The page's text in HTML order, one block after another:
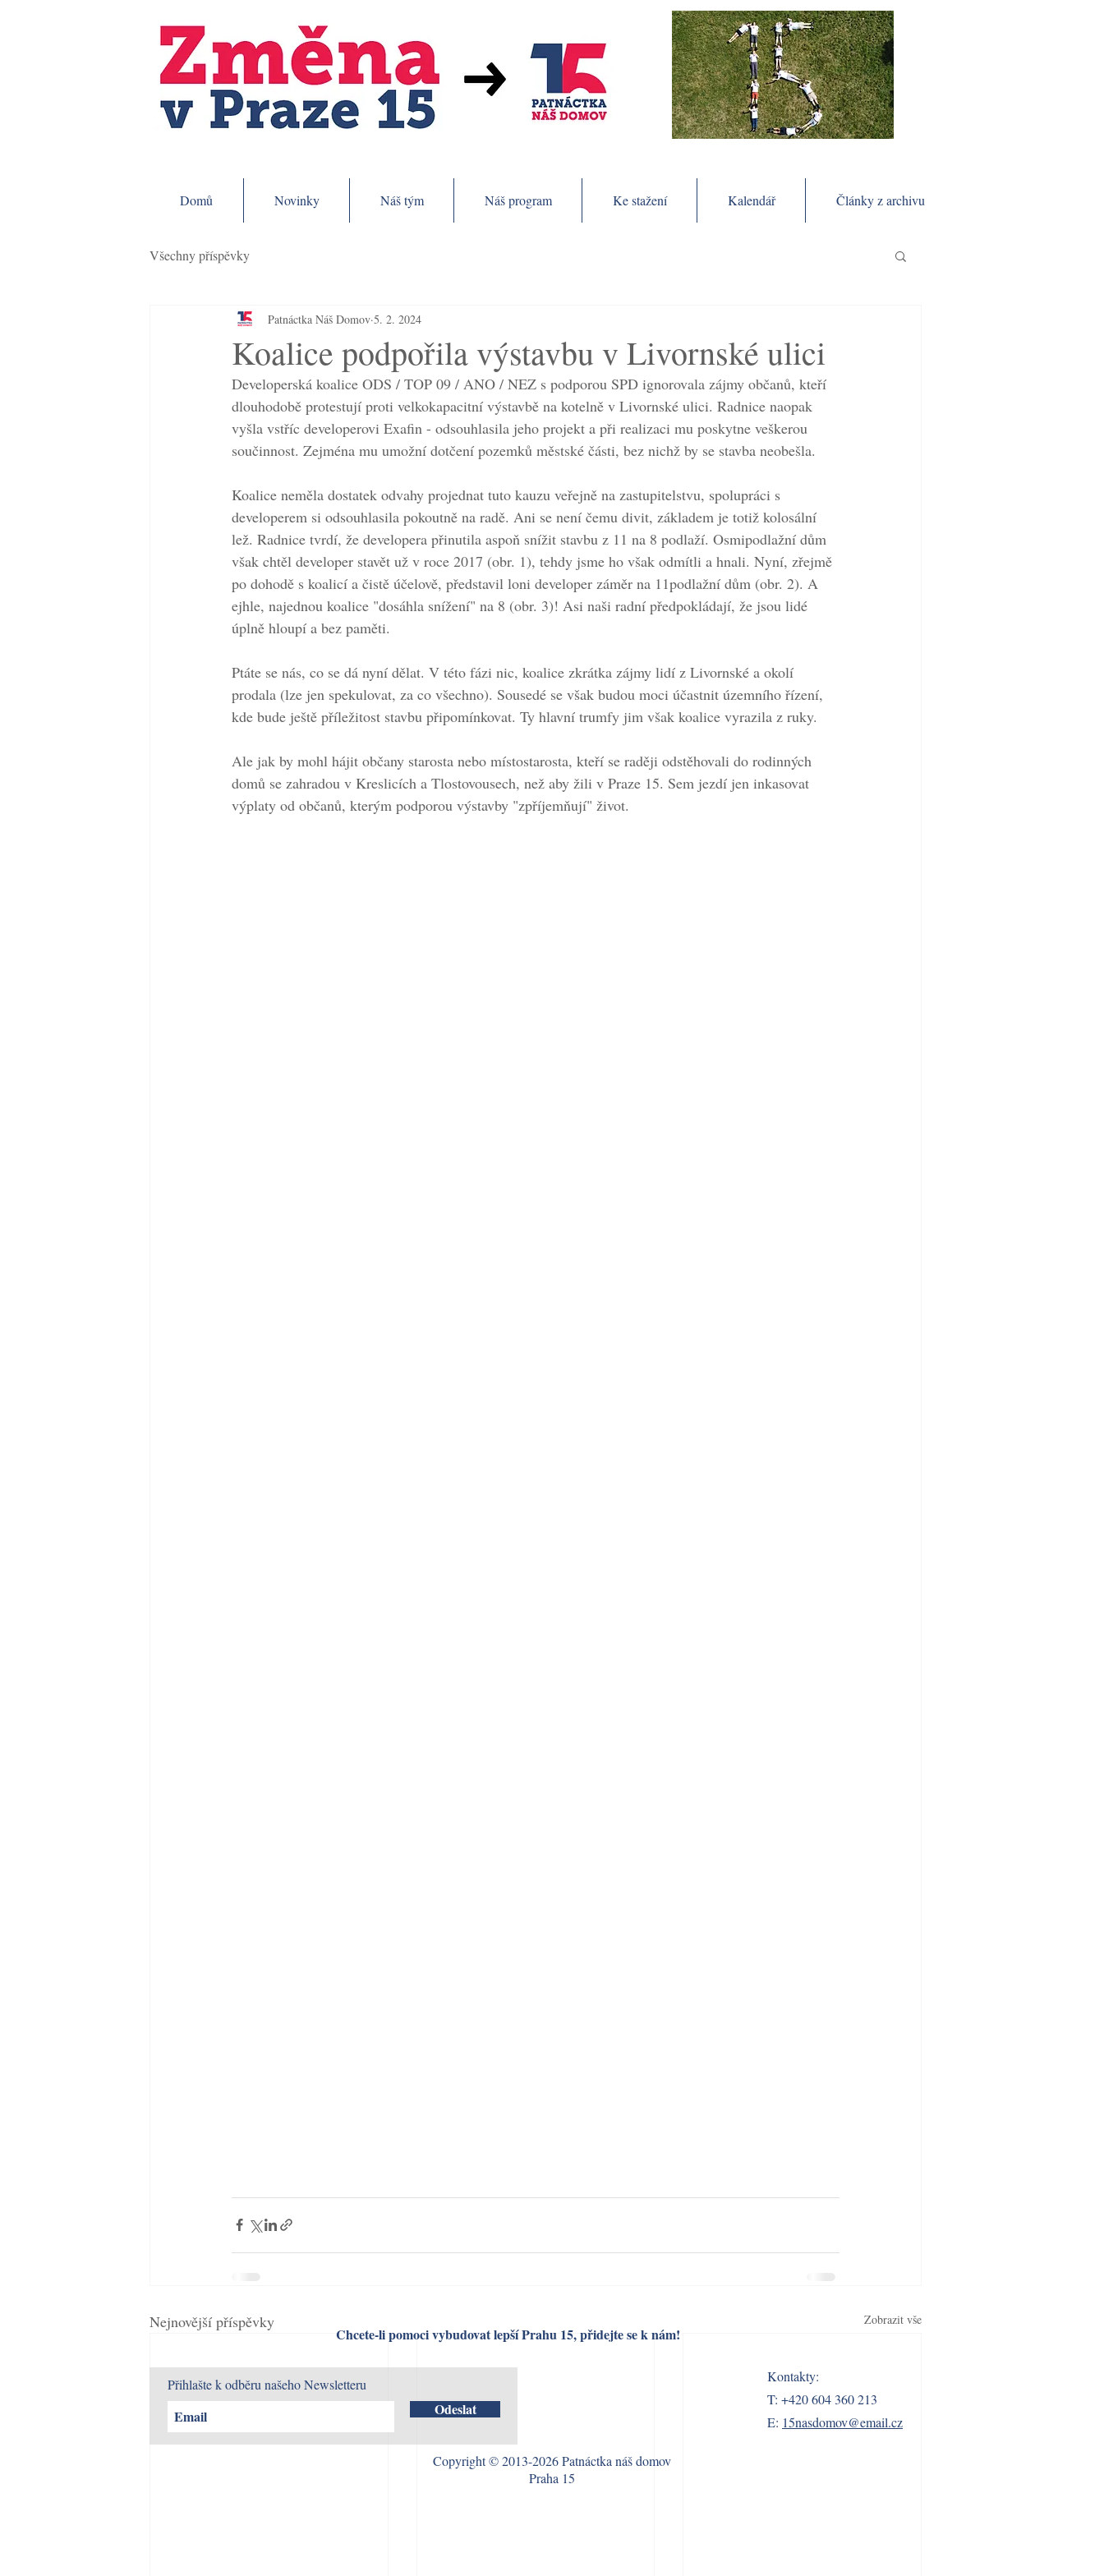
Domů Novinky Náš tým Náš program Ke stažení Kalendář Články z archivu
Všechny příspěvky
Koalice podpořila výstavbu v Livornské ulici
Patnáctka Náš Domov 5. 2. 2024
Developerská koalice ODS / TOP 09 / ANO / NEZ s podporou SPD ignorovala zájmy občanů, kteří
dlouhodobě protestují proti velkokapacitní výstavbě na kotelně v Livornské ulici. Radnice naopak
vyšla vstříc developerovi Exafin - odsouhlasila jeho projekt a při realizaci mu poskytne veškerou
součinnost. Zejména mu umožní dotčení pozemků městské části, bez nichž by se stavba neobešla.
Koalice neměla dostatek odvahy projednat tuto kauzu veřejně na zastupitelstvu, spolupráci s
developerem si odsouhlasila pokoutně na radě. Ani se není čemu divit, základem je totiž kolosální
lež. Radnice tvrdí, že developera přinutila aspoň snížit stavbu z 11 na 8 podlaží. Osmipodlažní dům
však chtěl developer stavět už v roce 2017 (obr. 1), tehdy jsme ho však odmítli a hnali. Nyní, zřejmě
po dohodě s koalicí a čistě účelově, představil loni developer záměr na 11podlažní dům (obr. 2). A
ejhle, najednou koalice "dosáhla snížení" na 8 (obr. 3)! Asi naši radní předpokládají, že jsou lidé
úplně hloupí a bez paměti.
Ptáte se nás, co se dá nyní dělat. V této fázi nic, koalice zkrátka zájmy lidí z Livornské a okolí
prodala (lze jen spekulovat, za co všechno). Sousedé se však budou moci účastnit územního řízení,
kde bude ještě příležitost stavbu připomínkovat. Ty hlavní trumfy jim však koalice vyrazila z ruky.
Ale jak by mohl hájit občany starosta nebo místostarosta, kteří se raději odstěhovali do rodinných
domů se zahradou v Kreslicích a Tlostovousech, než aby žili v Praze 15. Sem jezdí jen inkasovat
výplaty od občanů, kterým podporou výstavby "zpříjemňují" život.
Nejnovější příspěvky Zobrazit vše
Chcete-li pomoci vybudovat lepší Prahu 15, přidejte se k nám!
Přihlašte k odběru našeho Newsletteru
Odeslat
Kontakty:
T: +420 604 360 213
E: 15nasdomov@email.cz
Copyright © 2013-2026 Patnáctka náš domov
Praha 15